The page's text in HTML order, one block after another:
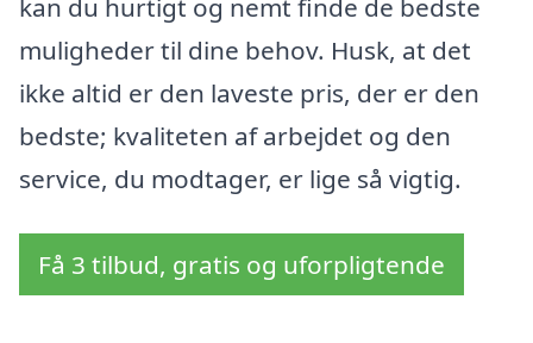
kan du hurtigt og nemt finde de bedste
muligheder til dine behov. Husk, at det
ikke altid er den laveste pris, der er den
bedste; kvaliteten af arbejdet og den
service, du modtager, er lige så vigtig.
Få 3 tilbud, gratis og uforpligtende